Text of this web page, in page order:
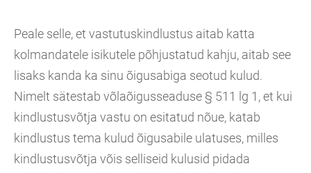
Peale selle, et vastutuskindlustus aitab katta
kolmandatele isikutele põhjustatud kahju, aitab see
lisaks kanda ka sinu õigusabiga seotud kulud.
Nimelt sätestab võlaõigusseaduse § 511 lg 1, et kui
kindlustusvõtja vastu on esitatud nõue, katab
kindlustus tema kulud õigusabile ulatuses, milles
kindlustusvõtja võis selliseid kulusid pidada